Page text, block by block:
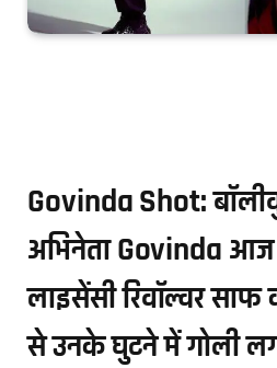
Govinda Shot:
अभिनेता Govinda आज
लाइसेंसी रिवॉल्वर
से उनके घुटने में गोली